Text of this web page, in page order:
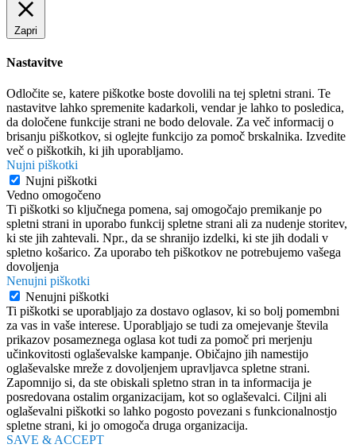
Zapri
Nastavitve
Odločite se, katere piškotke boste dovolili na tej spletni strani. Te
nastavitve lahko spremenite kadarkoli, vendar je lahko to posledica,
da določene funkcije strani ne bodo delovale. Za več informacij o
brisanju piškotkov, si oglejte funkcijo za pomoč brskalnika. Izvedite
več o piškotkih, ki jih uporabljamo.
Nujni piškotki
Nujni piškotki
Vedno omogočeno
Ti piškotki so ključnega pomena, saj omogočajo premikanje po
spletni strani in uporabo funkcij spletne strani ali za nudenje storitev,
ki ste jih zahtevali. Npr., da se shranijo izdelki, ki ste jih dodali v
spletno košarico. Za uporabo teh piškotkov ne potrebujemo vašega
dovoljenja
Nenujni piškotki
Nenujni piškotki
Ti piškotki se uporabljajo za dostavo oglasov, ki so bolj pomembni
za vas in vaše interese. Uporabljajo se tudi za omejevanje števila
prikazov posameznega oglasa kot tudi za pomoč pri merjenju
učinkovitosti oglaševalske kampanje. Običajno jih namestijo
oglaševalske mreže z dovoljenjem upravljavca spletne strani.
Zapomnijo si, da ste obiskali spletno stran in ta informacija je
posredovana ostalim organizacijam, kot so oglaševalci. Ciljni ali
oglaševalni piškotki so lahko pogosto povezani s funkcionalnostjo
spletne strani, ki jo omogoča druga organizacija.
SAVE & ACCEPT